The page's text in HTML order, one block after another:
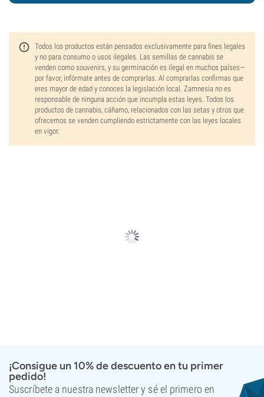
Todos los productos están pensados exclusivamente para fines legales
y no para consumo o usos ilegales. Las semillas de cannabis se
venden como souvenirs, y su germinación es ilegal en muchos países—
por favor, infórmate antes de comprarlas. Al comprarlas confirmas que
eres mayor de edad y conoces la legislación local. Zamnesia no es
responsable de ninguna acción que incumpla estas leyes. Todos los
productos de cannabis, cáñamo, relacionados con las setas y otros que
ofrecemos se venden cumpliendo estrictamente con las leyes locales
en vigor.
¡Consigue un 10% de descuento en tu primer
pedido!
Suscríbete a nuestra newsletter y sé el primero en